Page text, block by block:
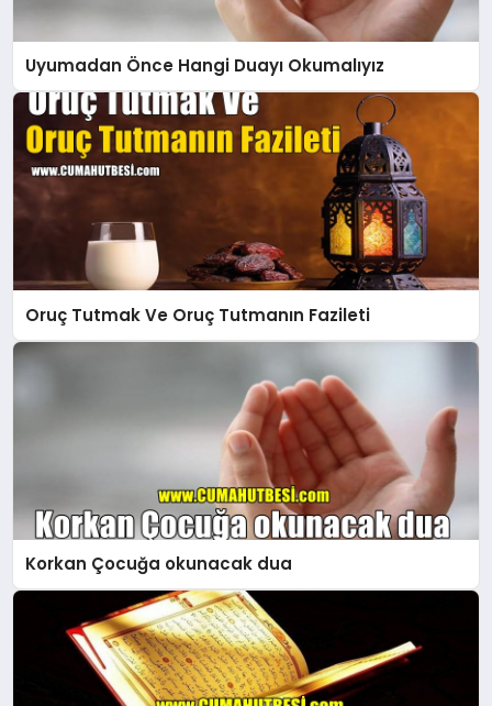
Uyumadan Önce Hangi Duayı Okumalıyız
Oruç Tutmak Ve Oruç Tutmanın Fazileti
Korkan Çocuğa okunacak dua